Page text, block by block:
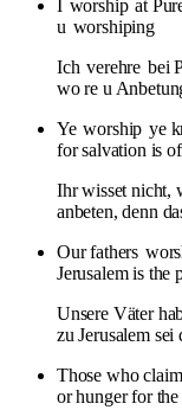
I worship at
u worshiping
Ich verehre bei
wo re u
Ye worship ye
for salvation is
Ihr wisset nicht,
anbeten, denn
Our fathers
Jerusalem is the
Unsere Väter
zu Jerusalem sei
Those who
or hunger for